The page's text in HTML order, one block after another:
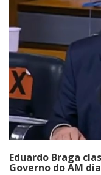
Eduardo Braga
Governo do AM